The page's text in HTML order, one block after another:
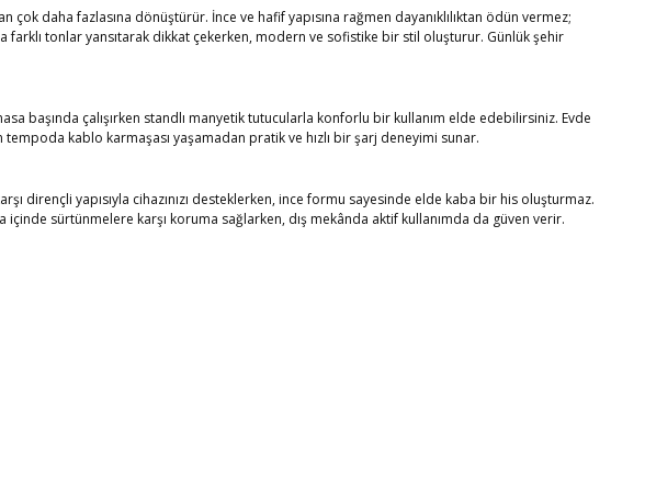
daha fazlasına dönüştürür. İnce ve hafif yapısına rağmen dayanıklılıktan ödün vermez;
farklı tonlar yansıtarak dikkat çekerken, modern ve sofistike bir stil oluşturur. Günlük şehir
başında çalışırken standlı manyetik tutucularla konforlu bir kullanım elde edebilirsiniz. Evde
kablo karmaşası yaşamadan pratik ve hızlı bir şarj deneyimi sunar.
dirençli yapısıyla cihazınızı desteklerken, ince formu sayesinde elde kaba bir his oluşturmaz.
sürtünmelere karşı koruma sağlarken, dış mekânda aktif kullanımda da güven verir.